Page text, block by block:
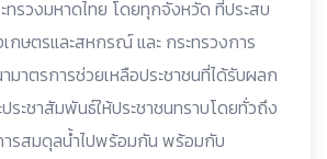
รวงมหาดไทย โดยทุกจังหวัด ที่ประสบ
กษตรและสหกรณ์ และ กระทรวงการ
าตรการช่วยเหลือประชาชนที่ได้รับผลก
ระชาสัมพันธ์ให้ประชาชนทราบโดยทั่วถึง
ารสมดุลน้ำไปพร้อมกัน พร้อมกับ